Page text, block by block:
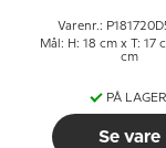
Varenr.:
Mål: H: 18 cm x T: 17
cm
PÅ LAGER
Se vare